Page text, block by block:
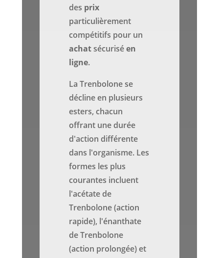
des prix
particulièrement
compétitifs pour un
achatsécuriséen
ligne.
La Trenbolone se
décline en plusieurs
esters, chacun
offrant une durée
d'action différente
dans l'organisme. Les
formes les plus
courantes incluent
l'acétate de
Trenbolone (action
rapide), l'énanthate
de Trenbolone
(action prolongée) et